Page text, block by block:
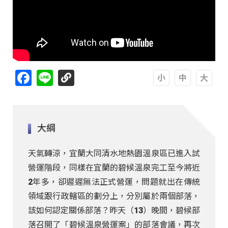
Facebook
Line
大綱
天氣轉涼，宜蘭大同清水地熱園溫泉區已進入試
營運階段，同樣在宜蘭的碧候溫泉完工至今將近
2年多，卻遲遲無法正式營運，問題就出在傳統
領域跟行政轄區的劃分上，分別屬於兩個部落，
該如何認定關係部落？昨天（13）晚間，碧候部
落召開了「碧候溫泉營運案」的部落會議，再次